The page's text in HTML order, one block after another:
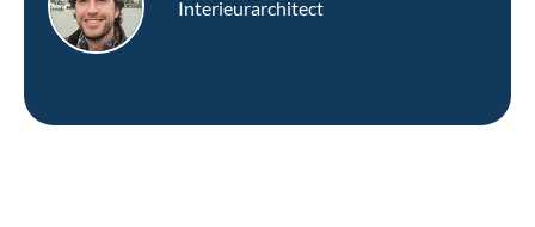
Interieurarchitect